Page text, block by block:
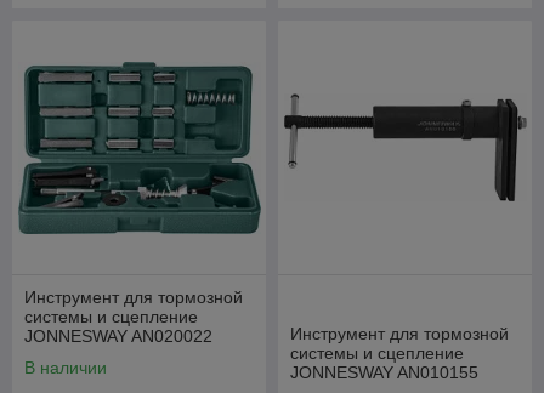
Инструмент для тормозной
системы и сцепление
JONNESWAY AN020022
В наличии
Инструмент для тормозной
системы и сцепление
JONNESWAY AN010155